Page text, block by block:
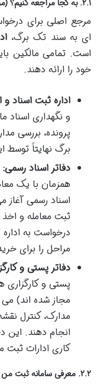
۲.۱. به کجا مراجعه کنیم؟ (مراجع اصلی)
مرجع اصلی برای
ای به سند تک برگ،
است. تمامی مالکین
خود را ارائه دهند.
اداره ثبت اسناد و
و نگهداری اسناد
برگ نهایتاً توسط
دفاتر اسناد رسمی:
همزمان با یک
اسناد رسمی آغاز
ثبت معامله و
درخواست به
مراحل را برای
دفاتر پستی و
پستی و کارگزاری
مجاز شده اند) می
انجام دهند. این
کاری ادارات ثبت
۲.۲. معرفی سامانه ثبت من